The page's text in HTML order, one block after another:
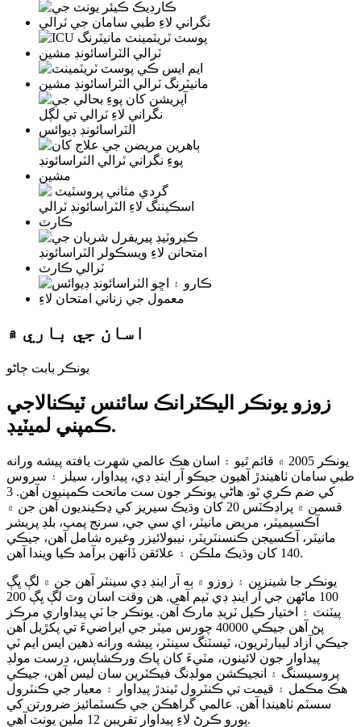
اسان جي باري ۾
يونڪر بابت ڄاڻو
زوزو يونڪر اليڪٽرانڪ سائنس ٽيڪنالاجي
ڪمپني لميٽيڊ.
يونڪر 2005 ۾ قائم ٿيو ۽ اسان هڪ عالمي شهرت يافته پيشه ورانه
طبي سامان ٺاهيندڙ آهيون جيڪو آر اينڊ ڊي، پيداوار، سيلز ۽ سروس
کي ضم ڪري ٿو. هاڻي يونڪر جون ست ماتحت ڪمپنيون آهن. 3
قسمن ۾ پراڊڪٽس 20 کان وڌيڪ سيريز کي ڍڪينديون آهن جن ۾
آڪسيميٽر، مريض مانيٽر، اي سي جي، سرنج پمپ، بلڊ پريشر
مانيٽر، آڪسيجن ڪنسنٽريٽر، نيبولائيزر وغيره شامل آهن، جيڪي
140 کان وڌيڪ ملڪن ۽ علائقن ڏانهن برآمد ڪيا ويندا آهن.
يونڪر جا شينزين ۽ زوزو ۾ ٻه آر اينڊ ڊي سينٽر آهن جن ۾ لڳ ڀڳ
100 ماڻهن جي آر اينڊ ڊي ٽيم آهي. هن وقت اسان وٽ لڳ ڀڳ 200
پيٽنٽ ۽ اختيار ڪيل ٽريڊ مارڪ آهن. يونڪر جا ٽي پيداواري مرڪز
پڻ آهن جيڪي 40000 چورس ميٽر جي ايراضيءَ تي پکڙيل آهن
جيڪي آزاد ليبارٽريون، ٽيسٽنگ سينٽر، پيشه ورانه ذهين ايس ايم ٽي
پيداوار جون لائينون، مٽيءَ کان پاڪ ورڪشاپس، درست مولڊ
پروسيسنگ ۽ انجيڪشن مولڊنگ فيڪٽرين سان ليس آهن، جيڪي
هڪ مڪمل ۽ قيمت تي ڪنٽرول ٿيندڙ پيداوار ۽ معيار جي ڪنٽرول
سسٽم ٺاهيندا آهن. عالمي گراهڪن جي ڪسٽمائيز ضرورتن کي
پورو ڪرڻ لاءِ پيداوار تقريبن 12 ملين يونٽ آهي.